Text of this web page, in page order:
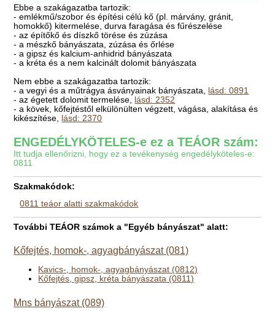
Ebbe a szakágazatba tartozik:
- emlékmű/szobor és építési célú kő (pl. márvány, gránit,
homokkő) kitermelése, durva faragása és fűrészelése
- az építőkő és díszkő törése és zúzása
- a mészkő bányászata, zúzása és őrlése
- a gipsz és kalcium-anhidrid bányászata
- a kréta és a nem kalcinált dolomit bányászata
Nem ebbe a szakágazatba tartozik:
- a vegyi és a műtrágya ásványainak bányászata, lásd: 0891
- az égetett dolomit termelése, lásd: 2352
- a kövek, kőfejtéstől elkülönülten végzett, vágása, alakítása és
kikészítése, lásd: 2370
ENGEDÉLYKÖTELES-e ez a TEÁOR szám:
Itt tudja ellenőrizni, hogy ez a tevékenység engedélyköteles-e:
0811
Szakmakódok:
0811 teáor alatti szakmakódok
További TEÁOR számok a "Egyéb bányászat" alatt:
Kőfejtés, homok-, agyagbányászat (081)
Kavics-, homok-, agyagbányászat (0812)
Kőfejtés, gipsz, kréta bányászata (0811)
Mns bányászat (089)